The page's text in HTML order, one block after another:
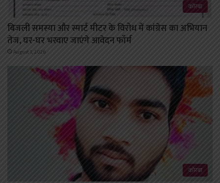
कोरबा
बिजली समस्या और स्मार्ट मीटर के विरोध में कांग्रेस का अभियान
तेज, घर-घर भरवाए जाएंगे आवेदन फॉर्म
August 1, 2026
कोरबा